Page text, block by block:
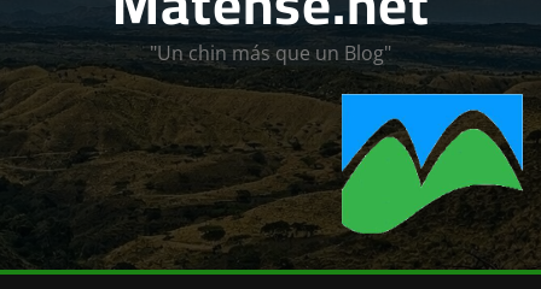
"Un chin más que un Blog"